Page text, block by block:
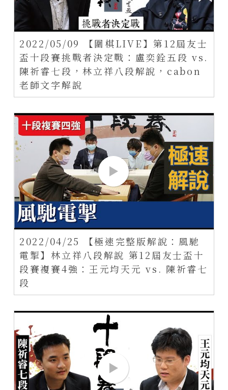
2022/05/09 【圍棋LIVE】第12屆友士
盃十段賽挑戰者決定戰：盧奕銓五段 vs.
陳祈睿七段，林立祥八段解說，cabon
老師文字解說
2022/04/25 【極速完整版解說：風馳
電掣】林立祥八段解說 第12屆友士盃十
段賽複賽4強：王元均天元 vs. 陳祈睿七
段